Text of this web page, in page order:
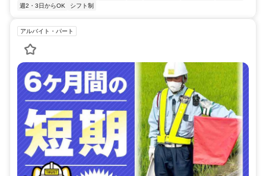
週2・3日からOK
シフト制
アルバイト・パート